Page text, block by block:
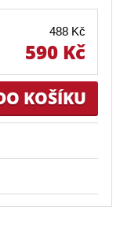
488 Kč
590 Kč